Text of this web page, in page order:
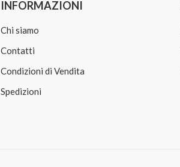
INFORMAZIONI
Chi siamo
Contatti
Condizioni di Vendita
Spedizioni